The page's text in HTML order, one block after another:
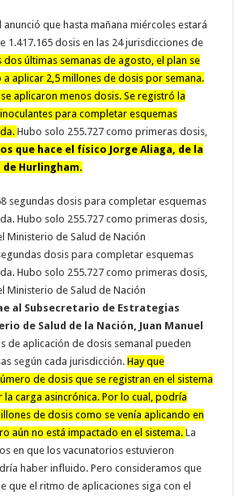
anunció que hasta mañana miércoles estará
1.417.165 dosis en las 24 jurisdicciones de
dos últimas semanas de agosto, el plan se
aplicar 2,5 millones de dosis por semana.
aplicaron menos dosis. Se registró la
para completar esquemas
Hubo solo 255.727 como primeras dosis,
que hace el físico Jorge Aliaga, de la
Hurlingham.
dosis para completar esquemas
Hubo solo 255.727 como primeras dosis,
Ministerio de Salud de Nación
al Subsecretario de Estrategias
de Salud de la Nación, Juan Manuel
de aplicación de dosis semanal pueden
según cada jurisdicción.Hay que
de dosis que se registran en el sistema
carga asincrónica. Por lo cual, podría
de dosis como se venía aplicando en
aún no está impactado en el sistema.La
en que los vacunatorios estuvieron
haber influido. Pero consideramos que
que el ritmo de aplicaciones siga con el